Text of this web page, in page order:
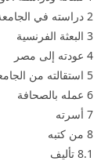
2 دراسته في الجامعة المصرية
3 البعثة الفرنسية
4 عودته إلى مصر
5 استقالته من الجامعة
6 عمله بالصحافة
7 أسرته
8 من كتبه
8.1 تأليف